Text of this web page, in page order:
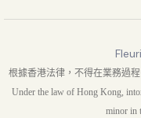
根據香港法律，不得在業務過
Under the law of Hong Kong,
minor in